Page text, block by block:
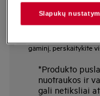
gaminį, perskaitykite
*Produkto
nuotraukos ir
gali netiksliai
Slapukų